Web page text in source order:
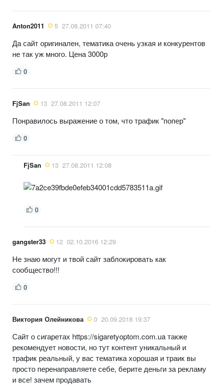
Anton2011 5 27.08.2011 07:40
Да сайт оригинален, тематика очень узкая и конкурентов
не так уж много. Цена 3000р
0
FjSan 13 27.08.2011 12:07
Понравилось выражение о том, что трафик "попер"
0
FjSan 13 27.08.2011 12:08
0
gangster33 12 02.10.2016 12:29
Не знаю могут и твой сайт заблокировать как
сообщество!!!
0
Виктория Олейникова 0 20.09.2018 19:37
Сайт о сигаретах https://sigaretyoptom.com.ua также
рекомендует новости, но тут контент уникальный и
трафик реальный, у вас тематика хорошая и траик вы
просто перенаправляете себе, берите деньги за рекламу
и все! зачем продавать